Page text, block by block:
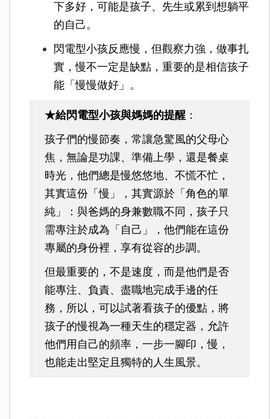
下多好，可能是孩子、先生或累到想躺平
的自己。
閃電型小孩反應慢，但觀察力強，做事扎
實，慢不一定是缺點，重要的是相信孩子
能「慢慢做好」。
★給閃電型小孩與媽媽的提醒 ：
孩子們的慢節奏，常讓急驚風的父母心
焦，無論是功課、準備上學，還是餐桌
時光，他們總是慢悠悠地、不慌不忙，
其實這份「慢」，其實源於「角色的單
純」：與爸媽的身兼數職不同，孩子只
需專注於成為「自己」，他們能在這份
專屬的身份裡，享有從容的步調。
但最重要的，不是速度，而是他們是否
能專注、負責、盡職地完成手邊的任
務，所以，可以試著看孩子的優點，將
孩子的慢視為一種天生的穩定器，允許
他們用自己的頻率，一步一腳印，慢，
也能走出堅定且獨特的人生風景。